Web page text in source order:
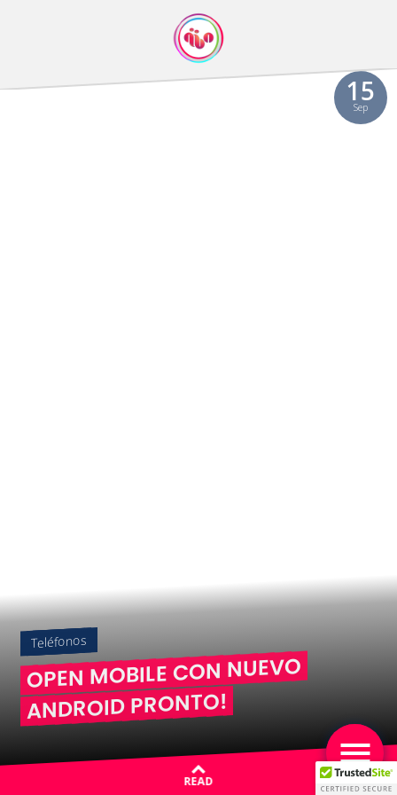
15
Sep
Teléfonos
OPEN MOBILE CON NUEVO
ANDROID PRONTO!
READ